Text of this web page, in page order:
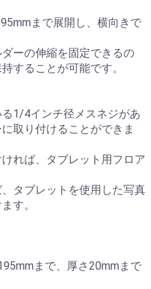
まで展開し、横向きで
ーの伸縮を固定できるの
することが可能です。
1/4インチ径メスネジがあ
取り付けることができま
れば、タブレット用フロア
タブレットを使用した写真
す。
まで、厚さ20mmまで